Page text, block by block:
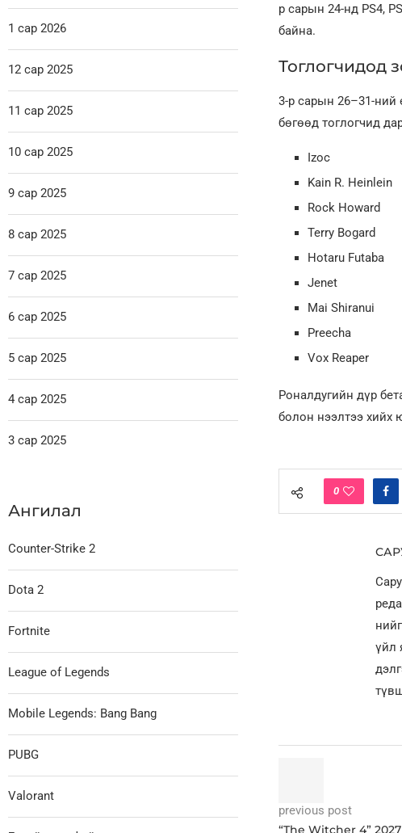
р сарын 24-нд PS4,
байна.
Тоглогчидод
3-р сарын 26–31-ний
бөгөөд тоглогчид
Izoc
Kain R. Heinlein
Rock Howard
Terry Bogard
Hotaru Futaba
Jenet
Mai Shiranui
Preecha
Vox Reaper
Роналдугийн дүр
болон нээлтээ хийх
0
үйл
previous post
“The Witcher 4”
1 сар 2026
12 сар 2025
11 сар 2025
10 сар 2025
9 сар 2025
8 сар 2025
7 сар 2025
6 сар 2025
5 сар 2025
4 сар 2025
3 сар 2025
Ангилал
Counter-Strike 2
Dota 2
Fortnite
League of Legends
Mobile Legends: Bang Bang
PUBG
Valorant